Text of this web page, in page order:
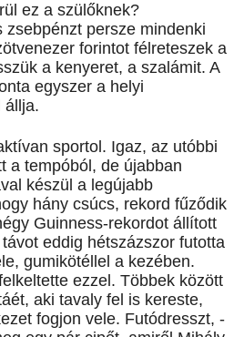
ez a szülőknek?
zsebpénzt persze mindenki
forintot félreteszek a
a kenyeret, a szalámit. A
egyszer a helyi
állja.
sportol. Igaz, az utóbbi
a tempóból, de újabban
készül a legújabb
hány csúcs, rekord fűződik
Guinness-rekordot állított
eddig hétszázszor futotta
gumikötéllel a kezében.
ezzel. Többek között
aki tavaly fel is kereste,
fogjon vele. Futódresszt, -